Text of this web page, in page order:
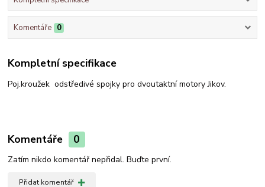
Komentáře 0
Kompletní specifikace
Poj.kroužek odstředivé spojky pro dvoutaktní motory Jikov.
Komentáře 0
Zatím nikdo komentář nepřidal. Buďte první.
Přidat komentář